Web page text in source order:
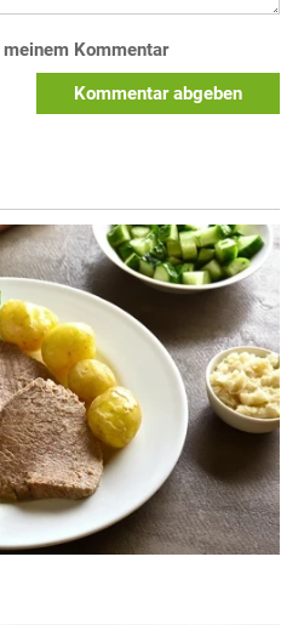
Kommentar
Kommentar abgeben